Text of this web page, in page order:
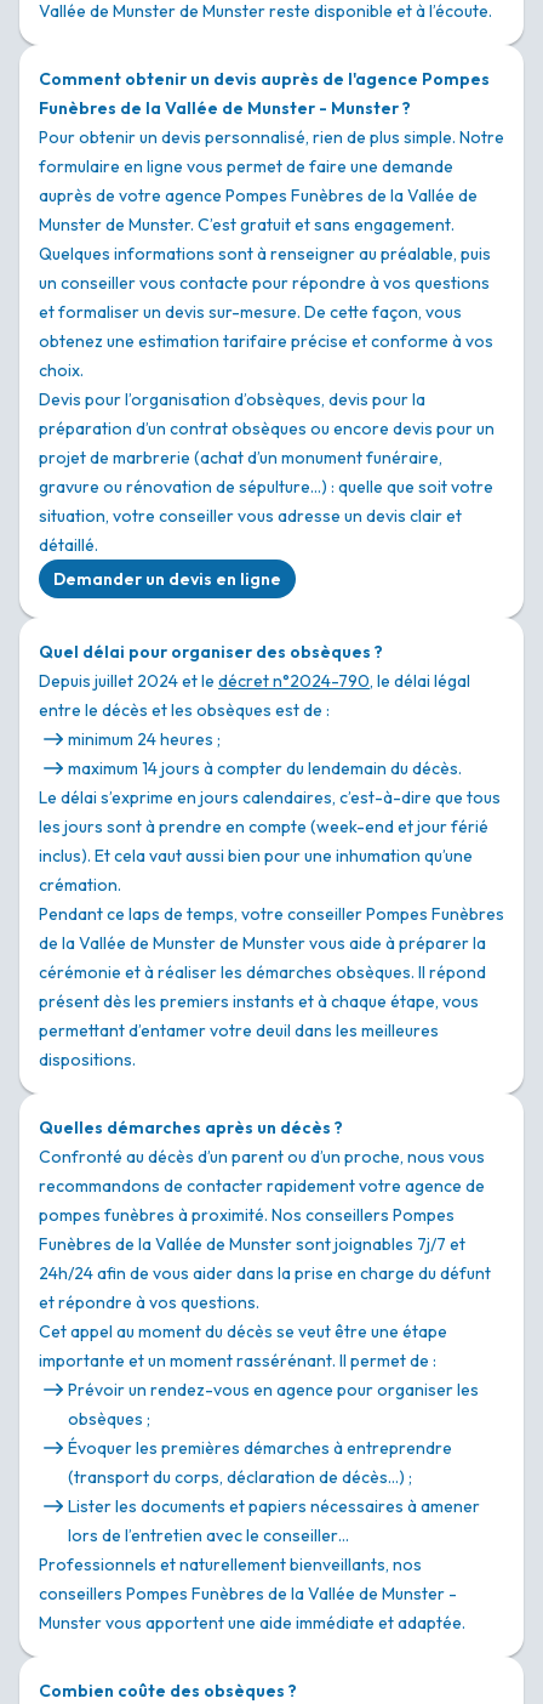
Vallée de Munster de Munster reste disponible et à l’écoute.
Comment obtenir un devis auprès de l'agence Pompes
Funèbres de la Vallée de Munster - Munster ?
Pour obtenir un devis personnalisé, rien de plus simple. Notre
formulaire en ligne vous permet de faire une demande
auprès de votre agence Pompes Funèbres de la Vallée de
Munster de Munster. C’est gratuit et sans engagement.
Quelques informations sont à renseigner au préalable, puis
un conseiller vous contacte pour répondre à vos questions
et formaliser un devis sur-mesure. De cette façon, vous
obtenez une estimation tarifaire précise et conforme à vos
choix.
Devis pour l’organisation d’obsèques, devis pour la
préparation d’un contrat obsèques ou encore devis pour un
projet de marbrerie (achat d’un monument funéraire,
gravure ou rénovation de sépulture…) : quelle que soit votre
situation, votre conseiller vous adresse un devis clair et
détaillé.
Demander un devis en ligne
Quel délai pour organiser des obsèques ?
Depuis juillet 2024 et le décret n°2024-790, le délai légal
entre le décès et les obsèques est de :
minimum 24 heures ;
maximum 14 jours à compter du lendemain du décès.
Le délai s’exprime en jours calendaires, c’est-à-dire que tous
les jours sont à prendre en compte (week-end et jour férié
inclus). Et cela vaut aussi bien pour une inhumation qu’une
crémation.
Pendant ce laps de temps, votre conseiller Pompes Funèbres
de la Vallée de Munster de Munster vous aide à préparer la
cérémonie et à réaliser les démarches obsèques. Il répond
présent dès les premiers instants et à chaque étape, vous
permettant d’entamer votre deuil dans les meilleures
dispositions.
Quelles démarches après un décès ?
Confronté au décès d’un parent ou d’un proche, nous vous
recommandons de contacter rapidement votre agence de
pompes funèbres à proximité. Nos conseillers Pompes
Funèbres de la Vallée de Munster sont joignables 7j/7 et
24h/24 afin de vous aider dans la prise en charge du défunt
et répondre à vos questions.
Cet appel au moment du décès se veut être une étape
importante et un moment rassérénant. Il permet de :
Prévoir un rendez-vous en agence pour organiser les
obsèques ;
Évoquer les premières démarches à entreprendre
(transport du corps, déclaration de décès…) ;
Lister les documents et papiers nécessaires à amener
lors de l’entretien avec le conseiller…
Professionnels et naturellement bienveillants, nos
conseillers Pompes Funèbres de la Vallée de Munster -
Munster vous apportent une aide immédiate et adaptée.
Combien coûte des obsèques ?